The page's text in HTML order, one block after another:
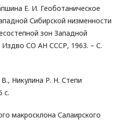
Е. И. Геоботаническое
Сибирской низменности
зон Западной
Издво СО АН СССР, 1963. – С.
Никулина Р. Н. Степи
с.
макросклона Салаирского